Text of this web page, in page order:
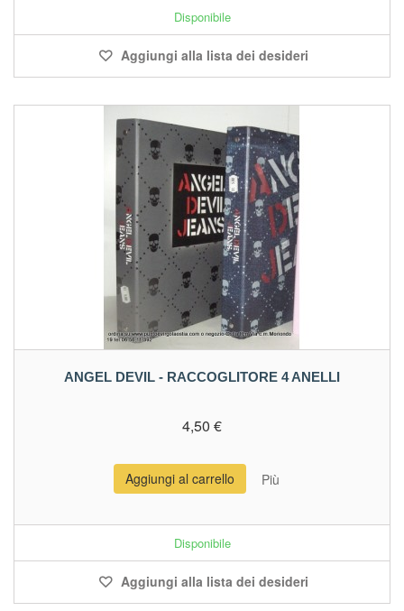
Disponibile
Aggiungi alla lista dei desideri
ANGEL DEVIL - RACCOGLITORE 4 ANELLI
4,50 €
Aggiungi al carrello Più
Disponibile
Aggiungi alla lista dei desideri